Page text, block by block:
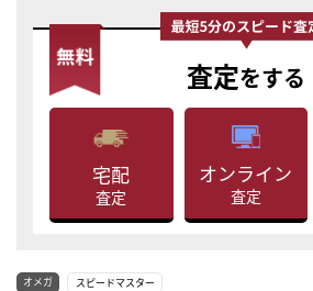
査定をする
宅配
査定
オンライン
査定
オメガ スピードマスター